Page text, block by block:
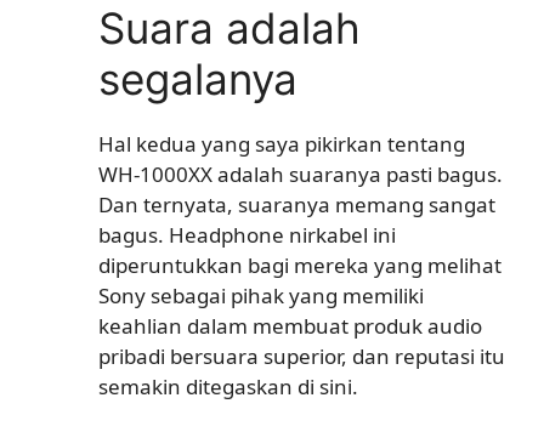
Suara adalah
segalanya
Hal kedua yang saya pikirkan tentang
WH-1000XX adalah suaranya pasti bagus.
Dan ternyata, suaranya memang sangat
bagus. Headphone nirkabel ini
diperuntukkan bagi mereka yang melihat
Sony sebagai pihak yang memiliki
keahlian dalam membuat produk audio
pribadi bersuara superior, dan reputasi itu
semakin ditegaskan di sini.